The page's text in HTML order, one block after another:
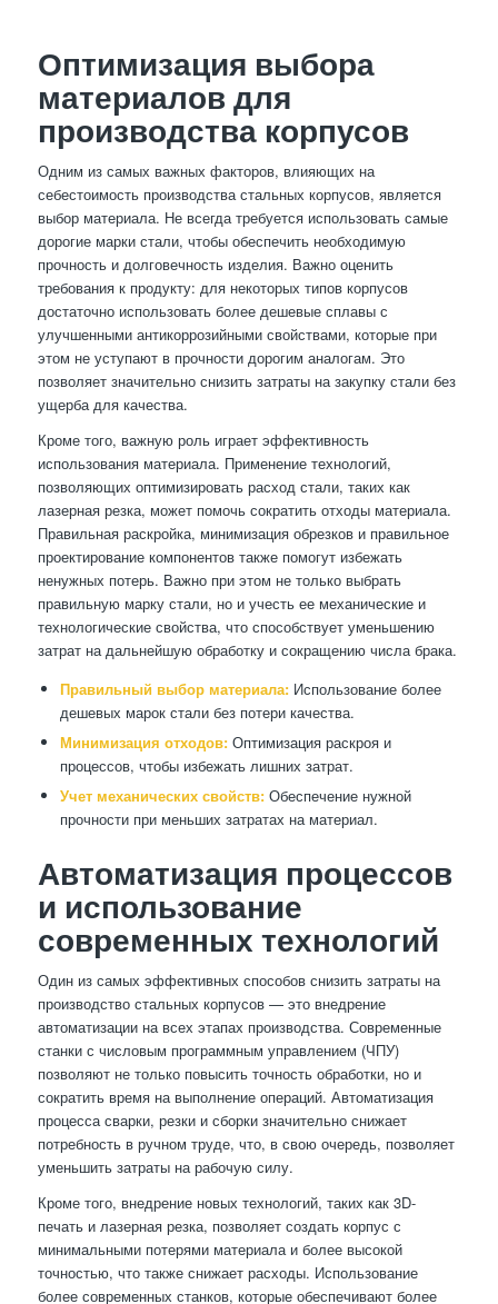
Оптимизация выбора
материалов для
производства корпусов
Одним из самых важных факторов, влияющих на
себестоимость производства стальных корпусов, является
выбор материала. Не всегда требуется использовать самые
дорогие марки стали, чтобы обеспечить необходимую
прочность и долговечность изделия. Важно оценить
требования к продукту: для некоторых типов корпусов
достаточно использовать более дешевые сплавы с
улучшенными антикоррозийными свойствами, которые при
этом не уступают в прочности дорогим аналогам. Это
позволяет значительно снизить затраты на закупку стали без
ущерба для качества.
Кроме того, важную роль играет эффективность
использования материала. Применение технологий,
позволяющих оптимизировать расход стали, таких как
лазерная резка, может помочь сократить отходы материала.
Правильная раскройка, минимизация обрезков и правильное
проектирование компонентов также помогут избежать
ненужных потерь. Важно при этом не только выбрать
правильную марку стали, но и учесть ее механические и
технологические свойства, что способствует уменьшению
затрат на дальнейшую обработку и сокращению числа брака.
Правильный выбор материала:Использование более
дешевых марок стали без потери качества.
Минимизация отходов:Оптимизация раскроя и
процессов, чтобы избежать лишних затрат.
Учет механических свойств:Обеспечение нужной
прочности при меньших затратах на материал.
Автоматизация процессов
и использование
современных технологий
Один из самых эффективных способов снизить затраты на
производство стальных корпусов — это внедрение
автоматизации на всех этапах производства. Современные
станки с числовым программным управлением (ЧПУ)
позволяют не только повысить точность обработки, но и
сократить время на выполнение операций. Автоматизация
процесса сварки, резки и сборки значительно снижает
потребность в ручном труде, что, в свою очередь, позволяет
уменьшить затраты на рабочую силу.
Кроме того, внедрение новых технологий, таких как 3D-
печать и лазерная резка, позволяет создать корпус с
минимальными потерями материала и более высокой
точностью, что также снижает расходы. Использование
более современных станков, которые обеспечивают более